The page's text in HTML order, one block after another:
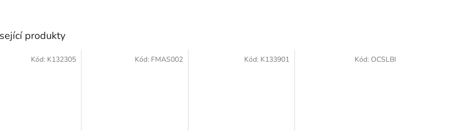
produkty
Kód: K132305 Kód: FMAS002 Kód: K133901 Kód: OCSLBI